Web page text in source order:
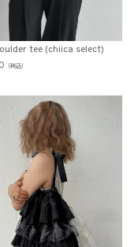
tee (chiica select)
（税込）